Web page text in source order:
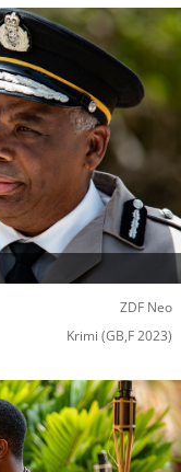
ZDF Neo
Krimi (GB,F 2023)